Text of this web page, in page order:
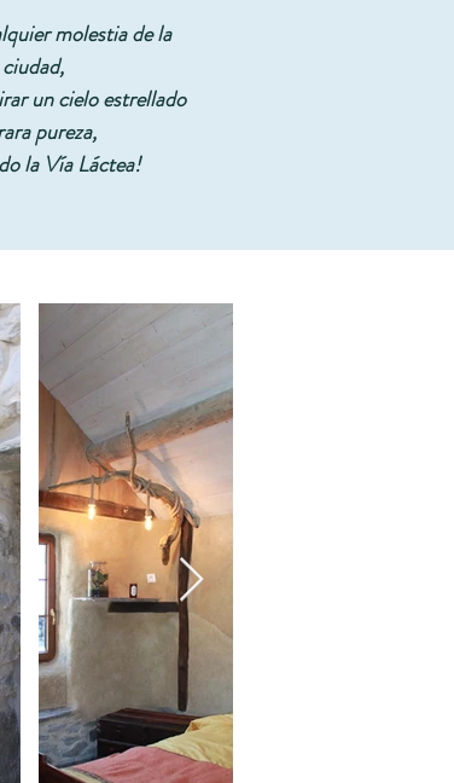
molestia de la
ciudad,
un cielo estrellado
pureza,
la Vía Láctea!